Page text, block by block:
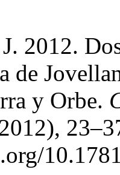
2012.
de
y Orbe.